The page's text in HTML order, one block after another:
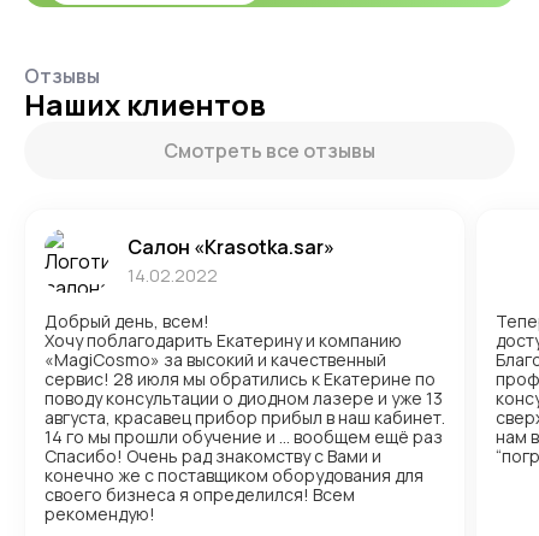
Отзывы
Наших клиентов
Смотреть все отзывы
Салон «Krasotka.sar»
14.02.2022
Добрый день, всем!
Хочу поблагодарить Екатерину и компанию
«MagiCosmo» за высокий и качественный
сервис! 28 июля мы обратились к Екатерине по
поводу консультации о диодном лазере и уже 13
августа, красавец прибор прибыл в наш кабинет.
14 го мы прошли обучение и … вообщем ещё раз
Спасибо! Очень рад знакомству с Вами и
конечно же с поставщиком оборудования для
своего бизнеса я определился! Всем
рекомендую!
нам